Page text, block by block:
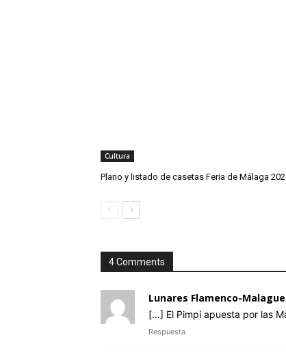
Cultura
Plano y listado de casetas Feria de Málaga
4 Comments
Lunares Flamenco-
[…] El Pimpi apuesta por las
Respuesta